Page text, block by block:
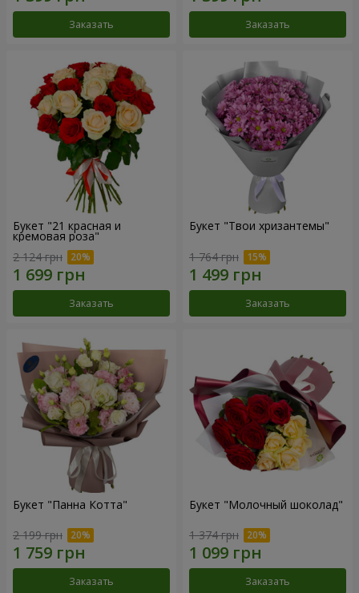
Заказать Заказать
Букет "21 красная и
кремовая роза"
2 124 грн
Заказать
Букет "Твои хризантемы"
1 764 грн
Заказать
Букет "Панна Котта"
2 199 грн
Заказать
Букет "Молочный шоколад"
1 374 грн
Заказать